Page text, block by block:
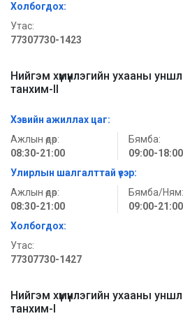
Холбогдох:
Утас:
77307730-1423
Нийгэм хүмүүнлэгийн ухааны
танхим-II
Хэвийн ажиллах цаг:
Ажлын өдөр:
08:30-21:00
Бямба:
09:00-18:00
Улирлын шалгалттай үеэр:
Ажлын өдөр:
08:30-21:00
Бямба/Ням:
09:00-21:00
Холбогдох:
Утас:
77307730-1427
Нийгэм хүмүүнлэгийн ухааны
танхим-I